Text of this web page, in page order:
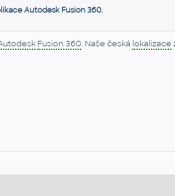
Autodesk Fusion 360.
Fusion 360. Naše česká lokalizace